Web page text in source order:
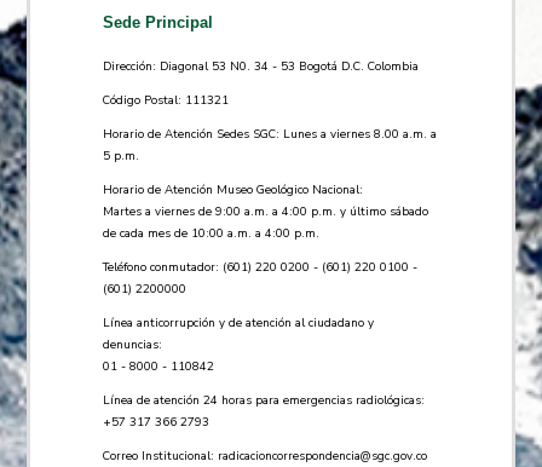
Sede Principal
Dirección: Diagonal 53 N0. 34 - 53 Bogotá D.C. Colombia
Código Postal: 111321
Horario de Atención Sedes SGC: Lunes a viernes 8.00 a.m. a
5 p.m.
Horario de Atención Museo Geológico Nacional:
Martes a viernes de 9:00 a.m. a 4:00 p.m. y último sábado
de cada mes de 10:00 a.m. a 4:00 p.m.
Teléfono conmutador: (601) 220 0200 - (601) 220 0100 -
(601) 2200000
Línea anticorrupción y de atención al ciudadano y
denuncias:
01 - 8000 - 110842
Línea de atención 24 horas para emergencias radiológicas:
+57 ​317 366 2793
Correo Institucional: radicacioncorrespondencia@sgc.gov.co